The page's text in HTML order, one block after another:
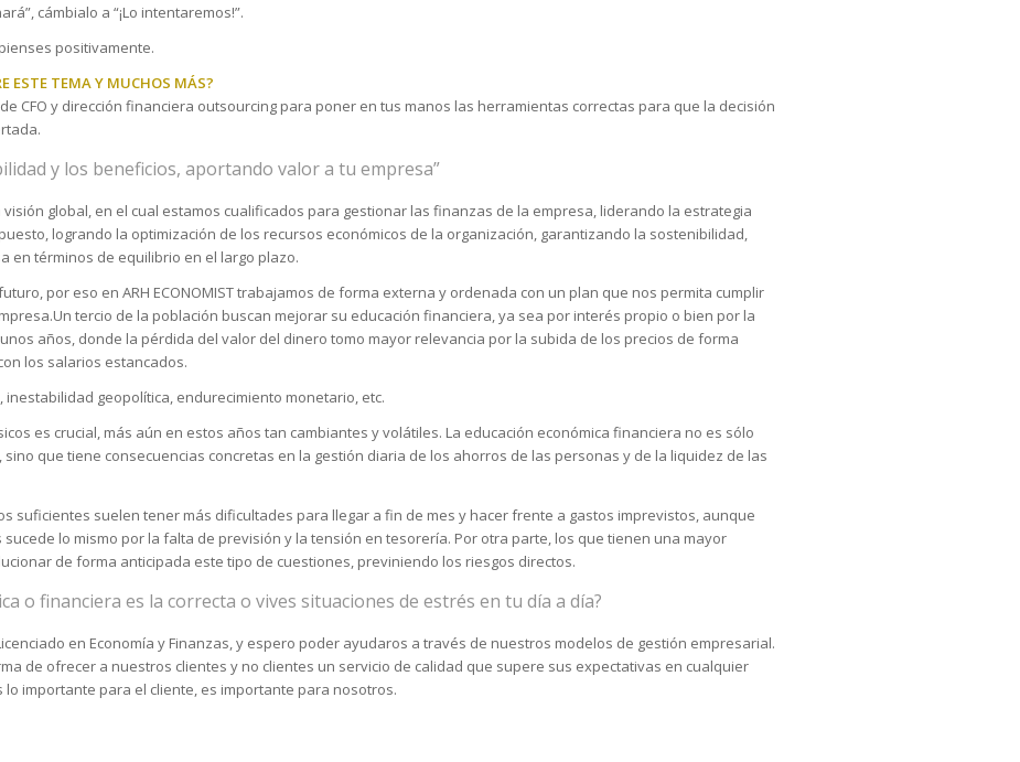
cámbialo a “¡Lo intentaremos!”.
positivamente.
ESTE TEMA Y MUCHOS MÁS?
CFO y dirección financiera outsourcing para poner en tus manos las herramientas correctas para que la decisión
y los beneficios, aportando valor a tu empresa”
visión global, en el cual estamos cualificados para gestionar las finanzas de la empresa, liderando la estrategia
logrando la optimización de los recursos económicos de la organización, garantizando la sostenibilidad,
en términos de equilibrio en el largo plazo.
por eso en ARH ECONOMIST trabajamos de forma externa y ordenada con un plan que nos permita cumplir
tercio de la población buscan mejorar su educación financiera, ya sea por interés propio o bien por la
años, donde la pérdida del valor del dinero tomo mayor relevancia por la subida de los precios de forma
los salarios estancados.
geopolítica, endurecimiento monetario, etc.
es crucial, más aún en estos años tan cambiantes y volátiles. La educación económica financiera no es sólo
que tiene consecuencias concretas en la gestión diaria de los ahorros de las personas y de la liquidez de las
suficientes suelen tener más dificultades para llegar a fin de mes y hacer frente a gastos imprevistos, aunque
lo mismo por la falta de previsión y la tensión en tesorería. Por otra parte, los que tienen una mayor
de forma anticipada este tipo de cuestiones, previniendo los riesgos directos.
o financiera es la correcta o vives situaciones de estrés en tu día a día?
en Economía y Finanzas, y espero poder ayudaros a través de nuestros modelos de gestión empresarial.
de ofrecer a nuestros clientes y no clientes un servicio de calidad que supere sus expectativas en cualquier
lo importante para el cliente, es importante para nosotros.